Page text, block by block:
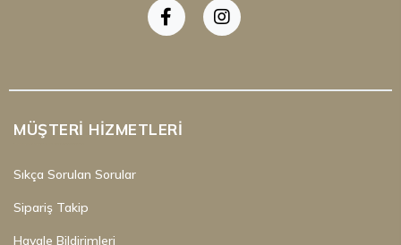
MÜŞTERI HIZMETLERI
Sıkça Sorulan Sorular
Sipariş Takip
Havale Bildirimleri